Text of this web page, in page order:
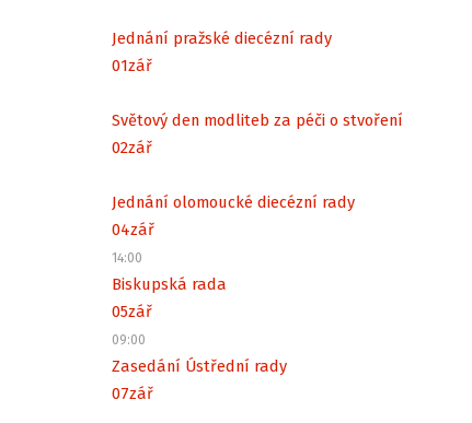
Jednání pražské diecézní rady
01zář
Světový den modliteb za péči o stvoření
02zář
Jednání olomoucké diecézní rady
04zář
14:00
Biskupská rada
05zář
09:00
Zasedání Ústřední rady
07zář